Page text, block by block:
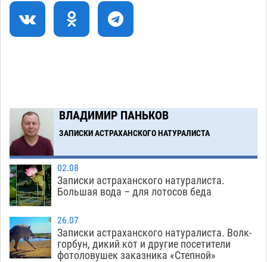
14:00
Тысяча четыреста астраханцев пересели на
электромобили
Загрузить еще
ВЛАДИМИР ПАНЬКОВ
ЗАПИСКИ АСТРАХАНСКОГО НАТУРАЛИСТА
02.08
Записки астраханского натуралиста.
Большая вода – для лотосов беда
26.07
Записки астраханского натуралиста. Волк-
горбун, дикий кот и другие посетители
фотоловушек заказника «Степной»